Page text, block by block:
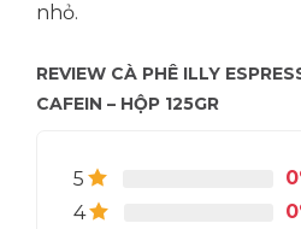
nhỏ.
REVIEW CÀ PHÊ ILLY
CAFEIN – HỘP 125GR
5
4